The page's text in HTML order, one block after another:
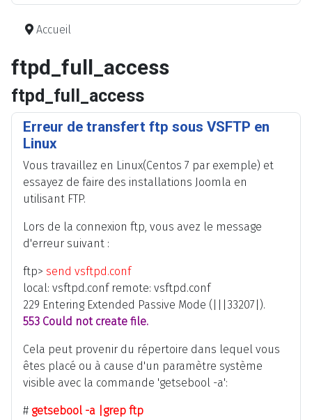
Accueil
ftpd_full_access
ftpd_full_access
Erreur de transfert ftp sous VSFTP en
Linux
Vous travaillez en Linux(Centos 7 par exemple) et
essayez de faire des installations Joomla en
utilisant FTP.
Lors de la connexion ftp, vous avez le message
d'erreur suivant :
ftp> send vsftpd.conf
local: vsftpd.conf remote: vsftpd.conf
229 Entering Extended Passive Mode (|||33207|).
553 Could not create file.
Cela peut provenir du répertoire dans lequel vous
êtes placé ou à cause d'un paramètre système
visible avec la commande 'getsebool -a':
# getsebool -a |grep ftp